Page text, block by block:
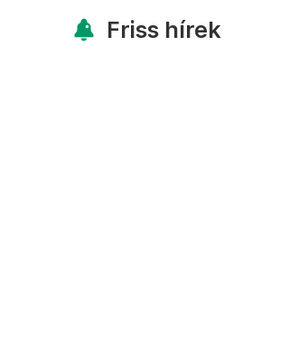
Friss hírek